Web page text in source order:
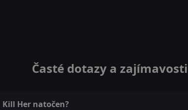
Časté dotazy a zajímavosti
Her natočen?